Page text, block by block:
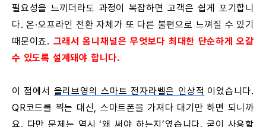
필요성을 느끼더라도 과정이 복잡하면 고객은 쉽게 포기합니
다. 온·오프라인 전환 자체가 또 다른 불편으로 느껴질 수 있기
때문이죠. 그래서 옴니채널은 무엇보다 최대한 단순하게 오갈
수 있도록 설계돼야 합니다.
이 점에서 올리브영의 스마트 전자라벨은 인상적 이었습니다.
QR코드를 찍는 대신, 스마트폰을 가져다 대기만 하면 되니까
요. 다만 문제는 역시 ‘왜 써야 하는지’였습니다. 굳이 사용할